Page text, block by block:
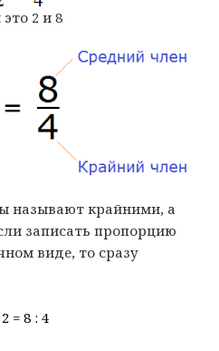
2 и 8
называют крайними, а
записать пропорцию
виде, то сразу
= 8 : 4